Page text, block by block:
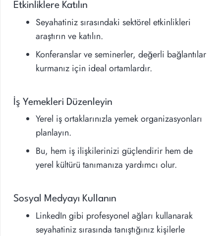
Etkinliklere Katılın
Seyahatiniz sırasındaki sektörel etkinlikleri
araştırın ve katılın.
Konferanslar ve seminerler, değerli bağlantılar
kurmanız için ideal ortamlardır.
İş Yemekleri Düzenleyin
Yerel iş ortaklarınızla yemek organizasyonları
planlayın.
Bu, hem iş ilişkilerinizi güçlendirir hem de
yerel kültürü tanımanıza yardımcı olur.
Sosyal Medyayı Kullanın
LinkedIn gibi profesyonel ağları kullanarak
seyahatiniz sırasında tanıştığınız kişilerle